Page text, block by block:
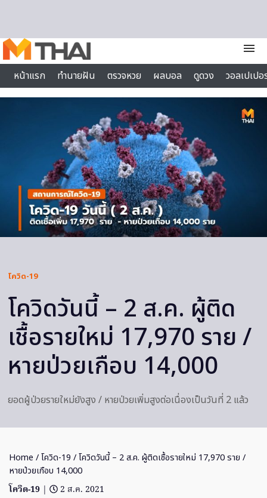
menu
หน้าแรก
ทำนายฝัน ตรวจหวย ผลบอล ดูดวง
วอลเปเป
ไลฟ์สไตล์
โควิด-19
โควิดวันนี้ – 2 ส.ค. ผู้ติด
เชื้อรายใหม่ 17,970 ราย /
หายป่วยเกือบ 14,000
ยอดผู้ป่วยรายใหม่ยังสูง / หายป่วยเพิ่มสูงต่อเนื่องเป็นวันที่ 2 แล้ว
Home /โควิด-19 / โควิดวันนี้ – 2 ส.ค. ผู้ติดเชื้อรายใหม่ 17,970 ราย /
หายป่วยเกือบ 14,000
โควิด-19 |
2 ส.ค. 2021